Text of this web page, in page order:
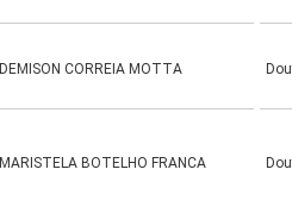
DEMISON CORREIA MOTTA
MARISTELA BOTELHO FRANCA